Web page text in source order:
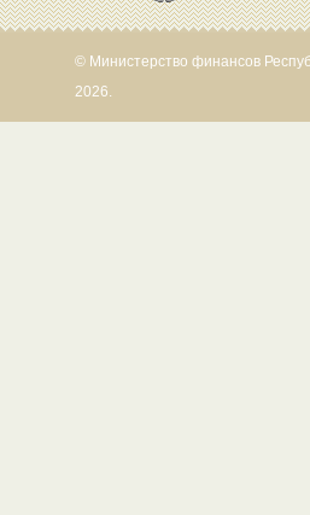
© Министерство финансов
2026.